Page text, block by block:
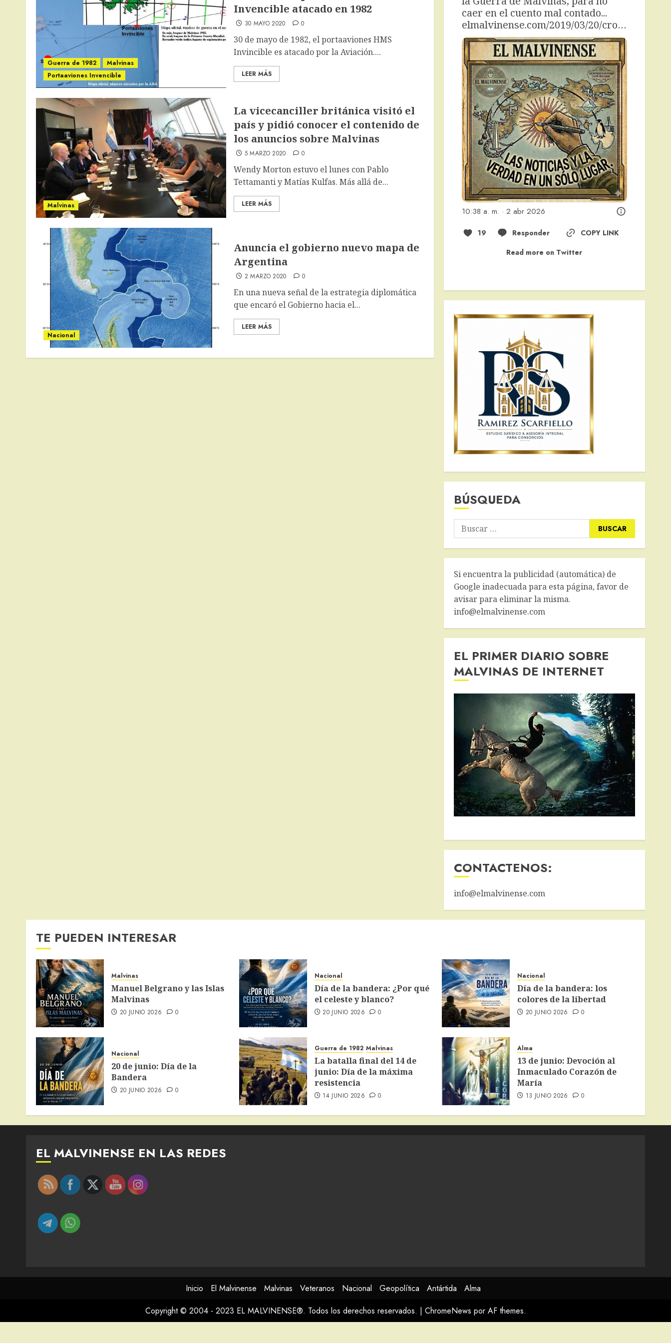
Guerra de 1982
Malvinas
Portaaviones Invencible
Invencible atacado en 1982
30 MAYO 2020 0
30 de mayo de 1982, el portaaviones HMS
Invincible es atacado por la Aviación....
LEER MÁS
Malvinas
La vicecanciller británica visitó el
país y pidió conocer el contenido de
los anuncios sobre Malvinas
5 MARZO 2020 0
Wendy Morton estuvo el lunes con Pablo
Tettamanti y Matías Kulfas. Más allá de...
LEER MÁS
Nacional
Anuncia el gobierno nuevo mapa de
Argentina
2 MARZO 2020 0
En una nueva señal de la estrategia diplomática
que encaró el Gobierno hacia el...
LEER MÁS
elmalvinense.com/2019/03/20/cro…
10:38 a. m. · 2 abr 2026
19 Responder
COPY LINK
Read more on Twitter
BÚSQUEDA
Buscar:
Si encuentra la publicidad (automática) de
Google inadecuada para esta página, favor de
avisar para eliminar la misma.
info@elmalvinense.com
EL PRIMER DIARIO SOBRE
MALVINAS DE INTERNET
CONTACTENOS:
info@elmalvinense.com
TE PUEDEN INTERESAR
Malvinas
Manuel Belgrano y las Islas
Malvinas
20 JUNIO 2026 0
Nacional
Día de la bandera: ¿Por qué
el celeste y blanco?
20 JUNIO 2026 0
Nacional
Día de la bandera: los
colores de la libertad
20 JUNIO 2026 0
Nacional
20 de junio: Día de la
Bandera
20 JUNIO 2026 0
Guerra de 1982 Malvinas
La batalla final del 14 de
junio: Día de la máxima
resistencia
14 JUNIO 2026 0
Alma
13 de junio: Devoción al
Inmaculado Corazón de
María
13 JUNIO 2026 0
EL MALVINENSE EN LAS REDES
Inicio El Malvinense Malvinas Veteranos Nacional Geopolítica Antártida
Alma
Copyright © 2004 - 2023 EL MALVINENSE®. Todos los derechos reservados. | ChromeNews por AF themes.